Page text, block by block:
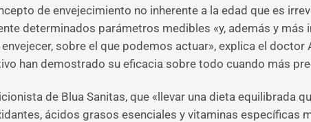
de envejecimiento no inherente a la edad que es
determinados parámetros medibles «y, además y
sobre el que podemos actuar», explica el doctor
han demostrado su eficacia sobre todo cuando más
de Blua Sanitas, que «llevar una dieta equilibrada
ácidos grasos esenciales y vitaminas específicas